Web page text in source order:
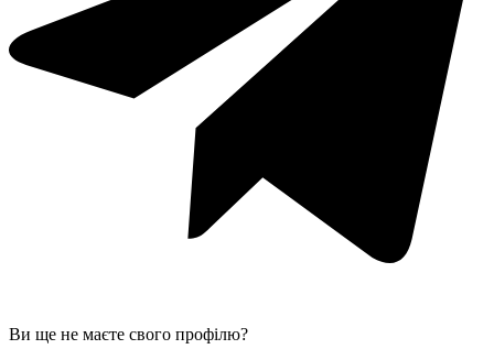
Ви ще не маєте свого профілю?